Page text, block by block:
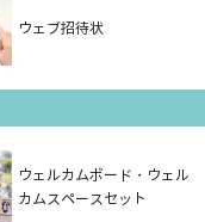
ウェブ招待状
ウェルカムボード・ウェル
カムスペースセット